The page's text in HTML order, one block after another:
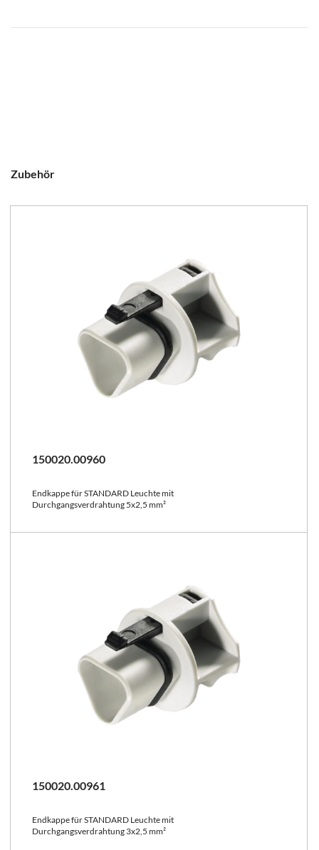
Zubehör
150020.00960
Endkappe für STANDARD Leuchte mit
Durchgangsverdrahtung 5x2,5 mm²
150020.00961
Endkappe für STANDARD Leuchte mit
Durchgangsverdrahtung 3x2,5 mm²